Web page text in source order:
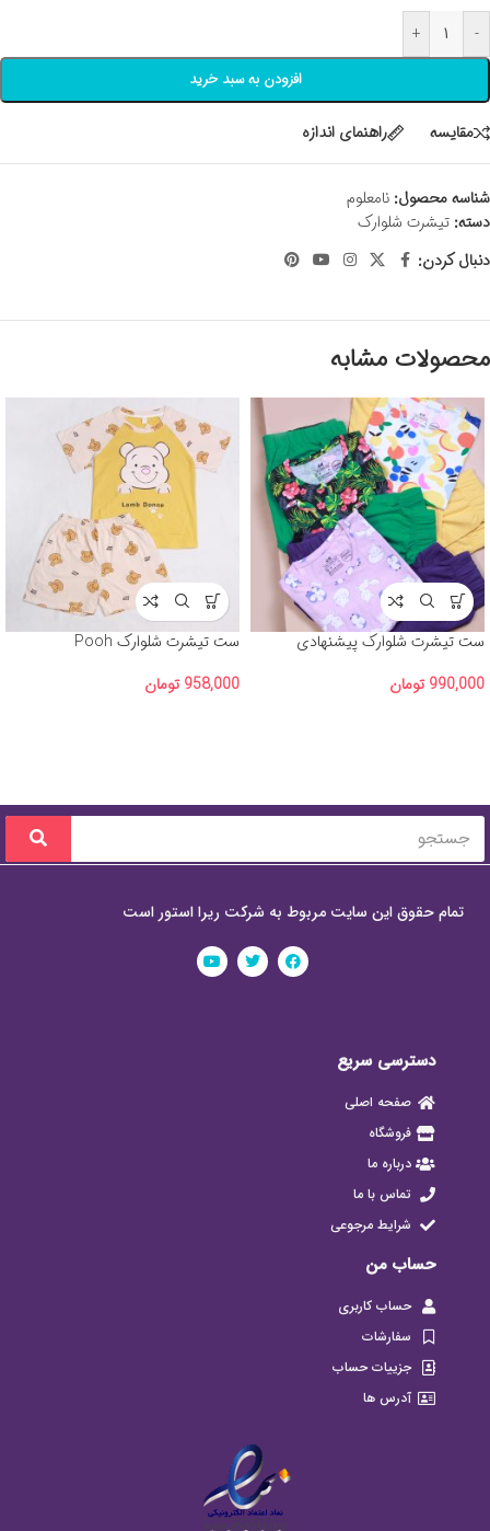
-
+
افزودن به سبد خرید
مقايسه راهنمای اندازه
شناسه محصول: نامعلوم
دسته: تیشرت شلوارک
دنبال کردن:
محصولات مشابه
ست تیشرت شلوارک پیشنهادی
990,000 تومان
ست تیشرت شلوارک Pooh
958,000 تومان
تمام حقوق این سایت مربوط به شرکت ریرا استور است
دسترسی سریع
صفحه اصلی
فروشگاه
درباره ما
تماس با ما
شرایط مرجوعی
حساب من
حساب کاربری
سفارشات
جزییات حساب
آدرس ها